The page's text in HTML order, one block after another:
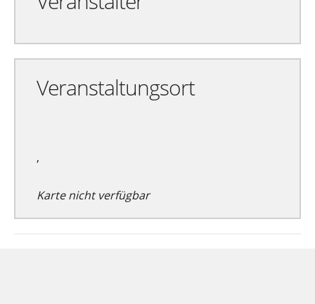
Veranstaltungsort
,
Karte nicht verfügbar